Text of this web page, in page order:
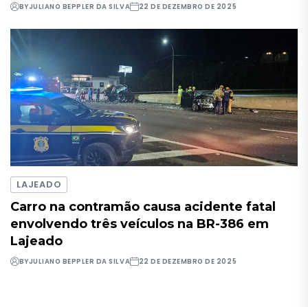
BYJULIANO BEPPLER DA SILVA 22 DE DEZEMBRO DE 2025
LAJEADO
Carro na contramão causa acidente fatal
envolvendo três veículos na BR-386 em
Lajeado
BYJULIANO BEPPLER DA SILVA 22 DE DEZEMBRO DE 2025